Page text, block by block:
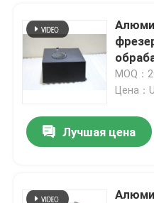
Главная страница
MOQ：
Цена
Лучшая цена